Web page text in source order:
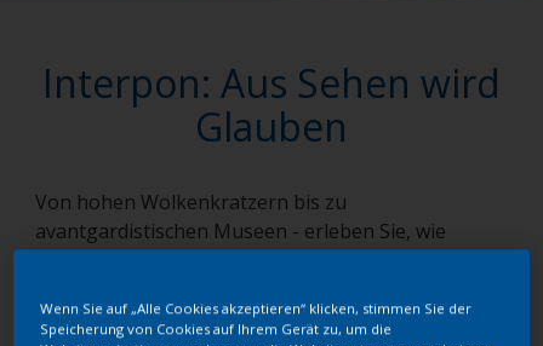
Interpon: Aus Sehen wird
Glauben
Von hohen Wolkenkratzern bis zu
avantgardistischen Museen - erleben Sie, wie
und Nachhaltigkeit die architektonische Gestaltung
Wenn Sie auf „Alle Cookies akzeptieren“ klicken, stimmen Sie der
Speicherung von Cookies auf Ihrem Gerät zu, um die